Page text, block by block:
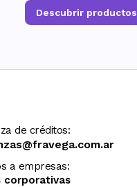
Descubrir productos
de créditos:
a empresas:
corporativas